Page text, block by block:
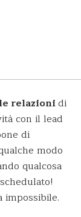
relazionidi
con il lead
di
modo
qualcosa
impossibile.